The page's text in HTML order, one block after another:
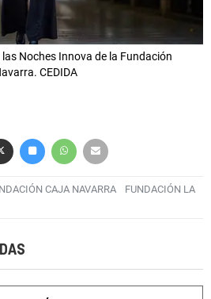
Noches Innova de la Fundación
CEDIDA
CAJA NAVARRA
FUNDACIÓN LA